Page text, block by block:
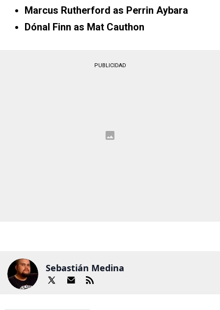
Marcus Rutherford as Perrin Aybara
Dónal Finn as Mat Cauthon
PUBLICIDAD
Sebastián Medina